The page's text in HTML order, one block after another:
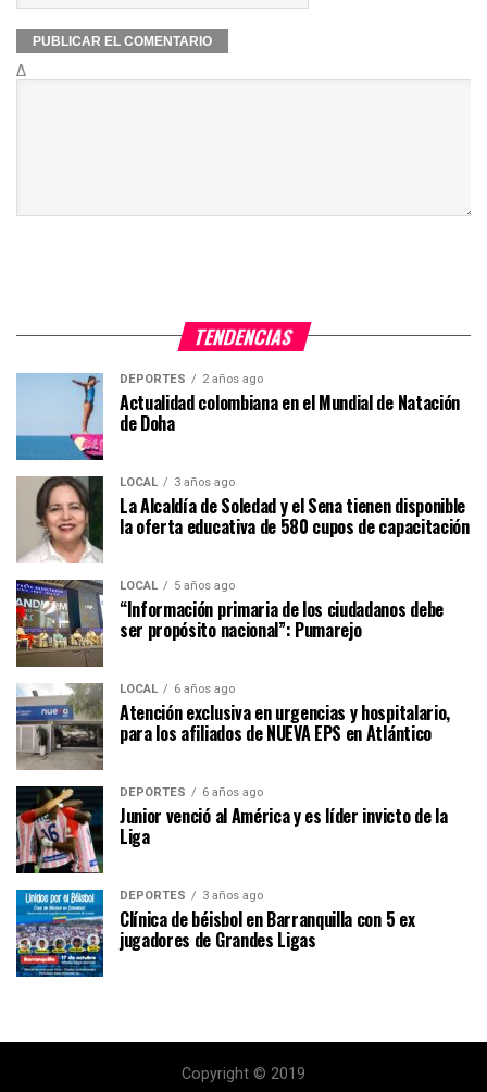
Δ
TENDENCIAS
DEPORTES 2 años ago
Actualidad colombiana en el Mundial de Natación
de Doha
LOCAL 3 años ago
La Alcaldía de Soledad y el Sena tienen disponible
la oferta educativa de 580 cupos de capacitación
LOCAL 5 años ago
“Información primaria de los ciudadanos debe
ser propósito nacional”: Pumarejo
LOCAL 6 años ago
Atención exclusiva en urgencias y hospitalario,
para los afiliados de NUEVA EPS en Atlántico
DEPORTES 6 años ago
Junior venció al América y es líder invicto de la
Liga
DEPORTES 3 años ago
Clínica de béisbol en Barranquilla con 5 ex
jugadores de Grandes Ligas
Copyright © 2019